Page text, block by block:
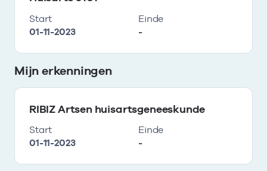
Start
01-11-2023
Einde
-
Mijn erkenningen
RIBIZ Artsen huisartsgeneeskunde
Start
01-11-2023
Einde
-